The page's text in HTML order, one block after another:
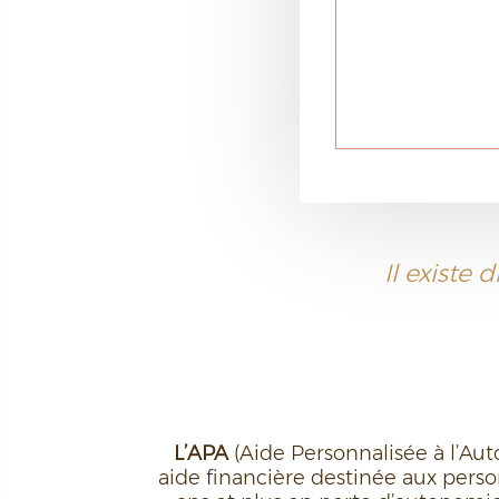
Il existe
L’APA(Aide Personnalisée à
aide financière destinée aux